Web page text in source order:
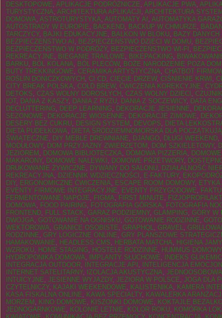
DESKTOPOWE, APLIKACJE PODRÓŻNICZE, APLIKACJE PWA,
TURYSTYCZNA, ARCHITEKTURA APLIKACJI , ARCHITEKTURA
DOMOWA, ASTROTURYSTYKA, AUTOMATY AI , AUTOMATYKA
AUTOSTRADY W EUROPIE, BACKEND, BACKUP W CHMURZE,
TARCZYCY, BAJKI EDUKACYJNE, BALKON W BLOKU, BAZY DANYCH
BEZPIECZEŃSTWO AI , BEZPIECZEŃSTWO DZIECI W DOMU,
BEZPIECZEŃSTWO W PODRÓŻY, BEZPIECZEŃSTWO WI-FI ,
REKREACYJNE, BIEGANIE TRAILOWE, BIKEPACKING,
BARKU, BÓL KOLANA, BÓL PLECÓW, BOŻE NARODZENIE POZA
BUTY TREKKINGOWE, CERAMIKA ARTYSTYCZNA, CHATBOT
ROŚLIN DONICZKOWYCH , CI CD, CIĘCIE DRZEW, CIŚNIENIE KRWI ,
CITY BREAK POLSKA, COLD BREW, ĆWICZENIA KOREKCYJNE,
DETOKS, CZAS WOLNY DOROSŁYCH , CZAS WOLNY DZIECI ,
IOT, DANIA Z KASZY, DANIA Z RYŻU, DANIA Z SOCZEWICY, DATA
DECLUTTERING, DEEP LEARNING, DEKORACJE JESIENNE,
SEZONOWE, DEKORACJE WIOSENNE, DEKORACJE ZIMOWE,
DESERY BEZ CUKRU, DESIGN SYSTEM , DEVOPS, DIETA
DIETA PUDEŁKOWA, DIETA ŚRÓDZIEMNOMORSKA DLA
ŚWIĄTECZNE, DIY MEBLE DREWNIANE, DJANGO, DŁUGI WEEKEND,
MODUŁOWY, DOM PRZYJAZNY ZWIERZĘTOM , DOM SZKIELETOWY,
JEZIOREM , DOMOWA BIBLIOTECZKA, DOMOWA PIZZERIA,
MAKARONY, DOMOWE NALEWKI , DOMOWE PRZETWORY,
DRUKOWANIE ŻYWICZNE, DYWANY DO SALONU, DZIAŁALNOŚĆ
REKREACYJNA, DZIENNIK WDZIĘCZNOŚCI , E-FAKTURY,
DIY, ERGONOMICZNE ĆWICZENIA, ESCAPE ROOM DOMOWY, ETYKA
EVENTY FIRMOWE INTEGRACYJNE, EVENTY PRZYGODOWE,
FERMENTOWANE NAPOJE, FIGMA, FIRST MINUTE,
DOMOWA, FOOD PAIRING, FOTOGRAFIA GÓRSKA, FOTOGRAFIA
FRONTEND, FULL STACK, GARAŻ PODZIEMNY, GLAMPING, GÓRY W
DWOJGA, GOTOWANIE NA OGNISKU, GOTOWANIE RODZINNE,
WEKTOROWA, GRANICE OSOBISTE, GRAPHQL, GRAVEL,
RODZINNE, GRY LOGICZNE ONLINE, GRY PLANSZOWE
HAMAKOWANIE, HEADLESS CMS, HERBATA MATCHA, HIGIENA
WZROKU, HOME STAGING, HOSTELE RODZINNE, HUMMUS DOMOWY
HYDROPONIKA DOMOWA, IMPLANTY SŁUCHOWE,
INDEKS
INTEGRACJA OUTDOOR, INTEGRACJE API ,
INTELIGENCJA
INTERNET SATELITARNY, IZOLACJA AKUSTYCZNA,
INTUICYJNE, JESIENNE WYJAZDY, JEZIORA W POLSCE, JOGA DLA
CZYTELNICZY, KAJAKI WEEKENDOWE, KALISTENIKA, KAMERA
KASA FISKALNA ONLINE, KAWA SPECIALTY, KAWALERKA
MORZEM , KINO DOMOWE, KISZONKI DOMOWE, KOKTAJLE
JEDNOGARNKOWE, KOLONIE LETNIE, KOLOR ROKU, KOMÓRKA